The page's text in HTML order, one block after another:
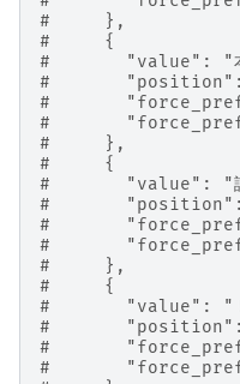
#     },
#     {
#       "value": "
#
#
#
#     },
#     {
#       "value": "
#
#
#
#     },
#     {
#       "value":
#
#
#